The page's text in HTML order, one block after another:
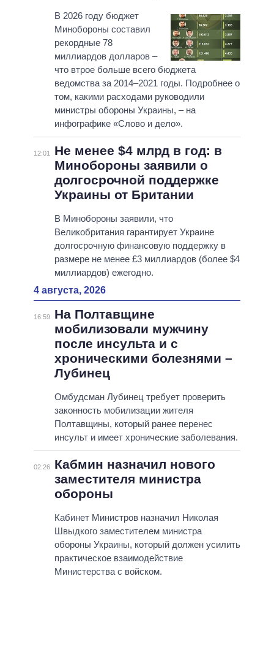
В 2026 году бюджет
Минобороны составил
рекордные 78
миллиардов долларов –
что втрое больше всего бюджета
ведомства за 2014–2021 годы. Подробнее о
том, какими расходами руководили
министры обороны Украины, – на
инфографике «Слово и дело».
12:01
Не менее $4 млрд в год: в
Минобороны заявили о
долгосрочной поддержке
Украины от Британии
В Минобороны заявили, что
Великобритания гарантирует Украине
долгосрочную финансовую поддержку в
размере не менее £3 миллиардов (более $4
миллиардов) ежегодно.
4 августа, 2026
16:59
На Полтавщине
мобилизовали мужчину
после инсульта и с
хроническими болезнями –
Лубинец
Омбудсман Лубинец требует проверить
законность мобилизации жителя
Полтавщины, который ранее перенес
инсульт и имеет хронические заболевания.
02:26
Кабмин назначил нового
заместителя министра
обороны
Кабинет Министров назначил Николая
Швыдкого заместителем министра
обороны Украины, который должен усилить
практическое взаимодействие
Министерства с войском.